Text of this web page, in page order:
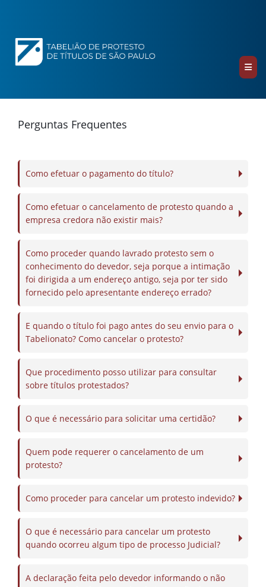
Perguntas Frequentes
Como efetuar o pagamento do título?
Como efetuar o cancelamento de protesto quando a
empresa credora não existir mais?
Como proceder quando lavrado protesto sem o
conhecimento do devedor, seja porque a intimação
foi dirigida a um endereço antigo, seja por ter sido
fornecido pelo apresentante endereço errado?
E quando o título foi pago antes do seu envio para o
Tabelionato? Como cancelar o protesto?
Que procedimento posso utilizar para consultar
sobre títulos protestados?
O que é necessário para solicitar uma certidão?
Quem pode requerer o cancelamento de um
protesto?
Como proceder para cancelar um protesto indevido?
O que é necessário para cancelar um protesto
quando ocorreu algum tipo de processo Judicial?
A declaração feita pelo devedor informando o não